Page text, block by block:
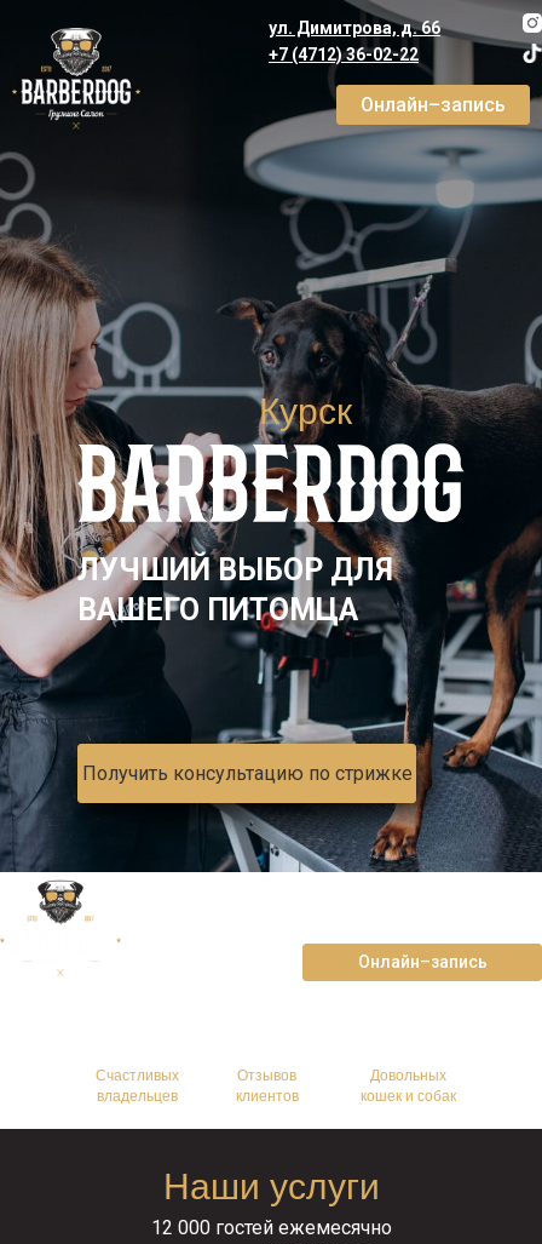
ЛУЧШИЙ ВЫБОР ДЛЯ
ВАШЕГО ПИТОМЦА
Получить консультацию по стрижке
Онлайн–запись
+7 (4712) 36-02-22
ул. Димитрова, д. 66
Курск
Онлайн–запись
Счастливых
владельцев
Отзывов
клиентов
Довольных
кошек и собак
Наши услуги
12 000 гостей ежемесячно